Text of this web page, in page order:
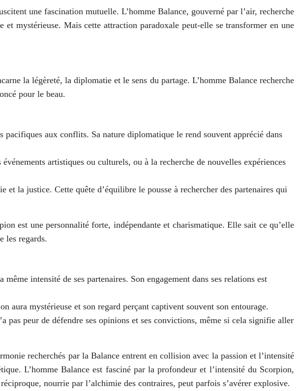
une fascination mutuelle. L’homme Balance, gouverné par l’air, recherche
mystérieuse. Mais cette attraction paradoxale peut-elle se transformer en une
la légèreté, la diplomatie et le sens du partage. L’homme Balance recherche
pour le beau.
aux conflits. Sa nature diplomatique le rend souvent apprécié dans
artistiques ou culturels, ou à la recherche de nouvelles expériences
et la justice. Cette quête d’équilibre le pousse à rechercher des partenaires qui
est une personnalité forte, indépendante et charismatique. Elle sait ce qu’elle
les regards.
intensité de ses partenaires. Son engagement dans ses relations est
aura mystérieuse et son regard perçant captivent souvent son entourage.
pas peur de défendre ses opinions et ses convictions, même si cela signifie aller
recherchés par la Balance entrent en collision avec la passion et l’intensité
L’homme Balance est fasciné par la profondeur et l’intensité du Scorpion,
nourrie par l’alchimie des contraires, peut parfois s’avérer explosive.